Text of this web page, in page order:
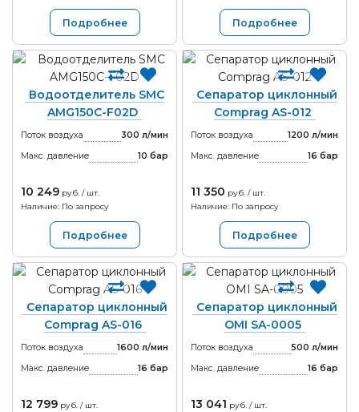
Подробнее Подробнее
Водоотделитель SMC
AMG150C-F02D
Поток воздуха
300 л/мин
Макс. давление
10 бар
10 249 руб. / шт.
Наличие: По запросу
Подробнее
Сепаратор циклонный
Comprag AS-012
Поток воздуха
1200 л/мин
Макс. давление
16 бар
11 350 руб. / шт.
Наличие: По запросу
Подробнее
Сепаратор циклонный
Comprag AS-016
Поток воздуха
1600 л/мин
Макс. давление
16 бар
12 799 руб. / шт.
Сепаратор циклонный
OMI SA-0005
Поток воздуха
500 л/мин
Макс. давление
16 бар
13 041 руб. / шт.